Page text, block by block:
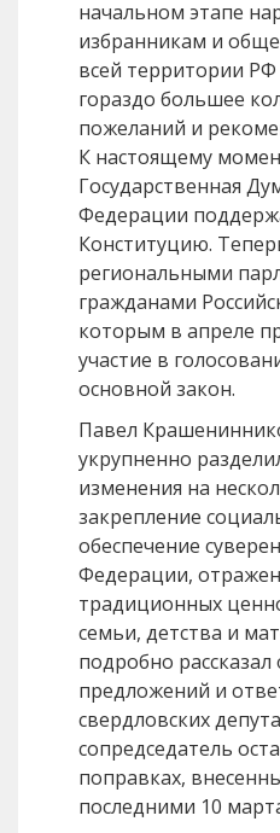
начальном этапе
избранникам и
всей территории
гораздо большее
пожеланий и
К настоящему
Государственная
Федерации
Конституцию.
региональными
гражданами
которым в апреле
участие в
основной закон.
Павел
укрупненно
изменения на
закрепление
обеспечение
Федерации,
традиционных
семьи, детства и
подробно рассказал
предложений и
свердловских
сопредседатель
поправках,
последними 10